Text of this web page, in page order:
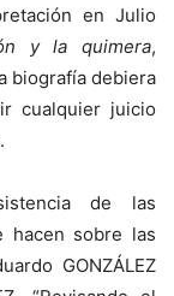
en Julio
y la quimera,
biografía debiera
cualquier juicio
de las
hacen sobre las
GONZÁLEZ